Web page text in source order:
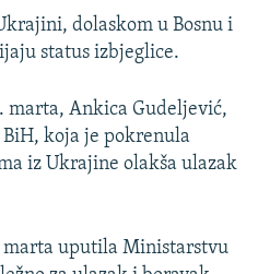
dolaskom u Bosnu i
status izbjeglice.
marta, Ankica Gudeljević,
koja je pokrenula
iz Ukrajine olakša ulazak
uputila Ministarstvu